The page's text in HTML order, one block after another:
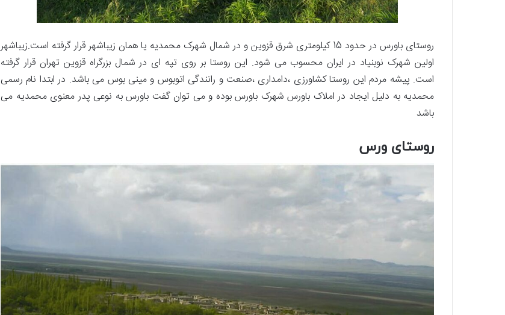
روستای باورس در حدود 15 کیلومتری شرق قزوین و در شمال شهرک محمدیه یا همان زیباشهر قرار گرفته است.زیباشهر
اولین شهرک نوبنیاد در ایران محسوب می شود. این روستا بر روی تپه ای در شمال بزرگراه قزوین تهران قرار گرفته
است. پیشه مردم این روستا کشاورزی ،‌دامداری ،صنعت و رانندگی اتوبوس و مینی بوس می باشد. در ابتدا نام رسمی
محمدیه به دلیل ایجاد در املاک باورس شهرک باورس بوده و می توان گفت باورس به نوعی پدر معنوی محمدیه می
باشد
روستای ورس